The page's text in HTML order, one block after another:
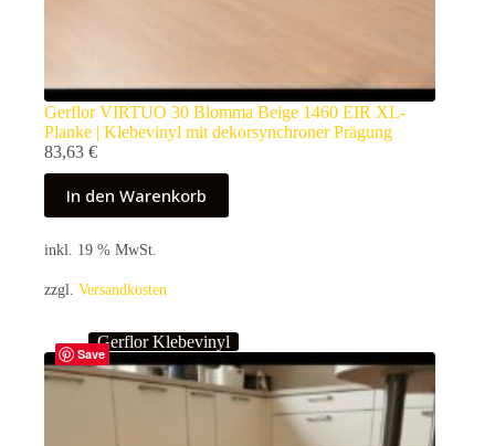
Gerflor VIRTUO 30 Blomma Beige 1460 EIR XL-
Planke | Klebevinyl mit dekorsynchroner Prägung
83,63 €
In den Warenkorb
inkl. 19 % MwSt.
zzgl. Versandkosten
Save
Gerflor Klebevinyl